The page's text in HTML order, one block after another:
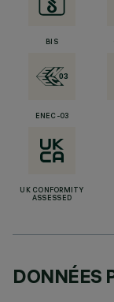
BIS
ENEC-03
UK CONFORMITY
ASSESSED
DONNÉES